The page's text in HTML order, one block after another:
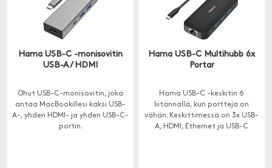
Hama USB-C -monisovitin
USB-A / HDMI
Ohut USB-C-monisovitin, joka
antaa MacBookillesi kaksi USB-
A-, yhden HDMI- ja yhden USB-C-
portin.
Hama USB-C Multihubb 6x
Portar
Hama USB-C -keskitin 6
liitännällä, kun portteja on
vähän. Keskittimessä on 3x USB-
A, HDMI, Ethernet ja USB-C